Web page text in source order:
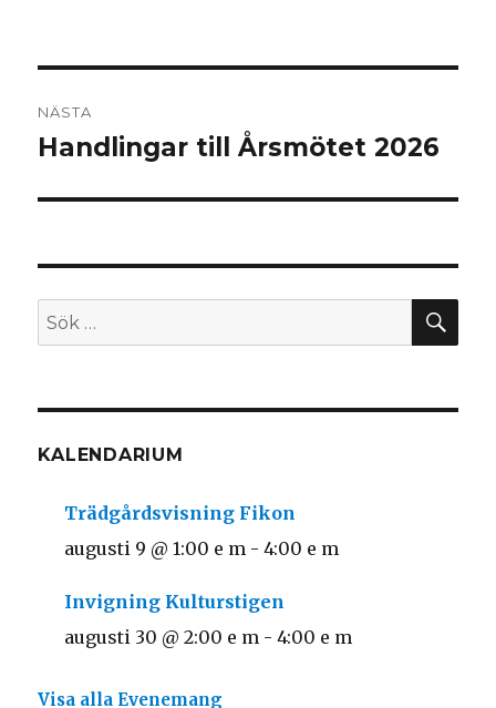
NÄSTA
Nästa
Handlingar till Årsmötet 2026
Sök
efter:
KALENDARIUM
Trädgårdsvisning Fikon
augusti 9 @ 1:00 e m -4:00 e m
Invigning Kulturstigen
augusti 30 @ 2:00 e m -4:00 e m
Visa alla Evenemang